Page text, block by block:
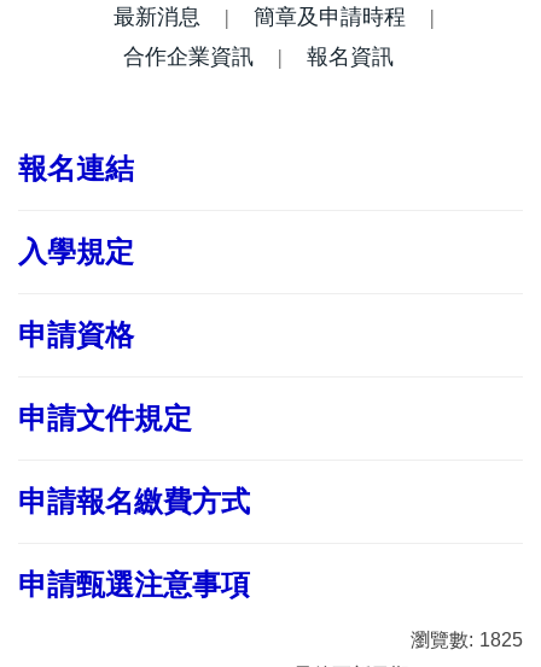
僑港澳學位生
境外學生身份判定
短期交流
最新消息 | 簡章及申請時程 |
合作企業資訊 | 報名資訊
報名連結
入學規定
申請資格
申請文件規定
申請報名繳費方式
申請甄選注意事項
瀏覽數: 1825